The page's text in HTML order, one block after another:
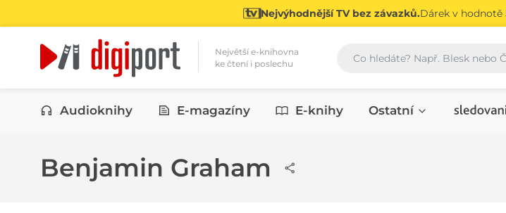
Nejvýhodnější TV bez závazků.Dárek v hodnotě
Největší e-knihovna
ke čtení i poslechu
Vyhledávání
Kategorie
Audioknihy E-magazíny E-knihy Ostatní
Benjamin Graham